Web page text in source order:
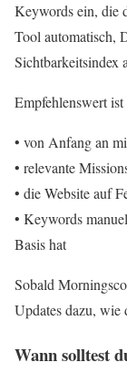
Keywords ein, die
Tool automatisch,
Sichtbarkeitsindex
Empfehlenswert ist
• von Anfang an
• relevante
• die Website auf
• Keywords
Basis hat
Sobald
Updates dazu, wie
Wann solltest